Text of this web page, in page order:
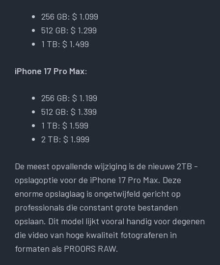
256 GB: $ 1.099
512 GB: $ 1.299
1 TB: $ 1.499
iPhone 17 Pro Max:
256 GB: $ 1.199
512 GB: $ 1.399
1 TB: $ 1.599
2 TB: $ 1.999
De meest opvallende wijziging is de nieuwe 2TB -
opslagoptie voor de iPhone 17 Pro Max. Deze
enorme opslaglaag is ongetwijfeld gericht op
professionals die constant grote bestanden
opslaan. Dit model lijkt vooral handig voor degenen
die video van hoge kwaliteit fotograferen in
formaten als PROORS RAW.